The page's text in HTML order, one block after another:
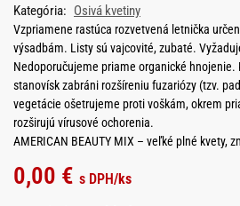
Kategória: Osivá kvetiny
Vzpriamene rastúca rozvetvená letnička
výsadbám. Listy sú vajcovité, zubaté.
Nedoporučujeme priame organické hnojenie.
stanovísk zabráni rozšíreniu fuzariózy (tzv.
vegetácie ošetrujeme proti voškám, okrem
rozširujú vírusové ochorenia.
AMERICAN BEAUTY MIX – veľké plné kvety,
0,00 € s DPH/ks